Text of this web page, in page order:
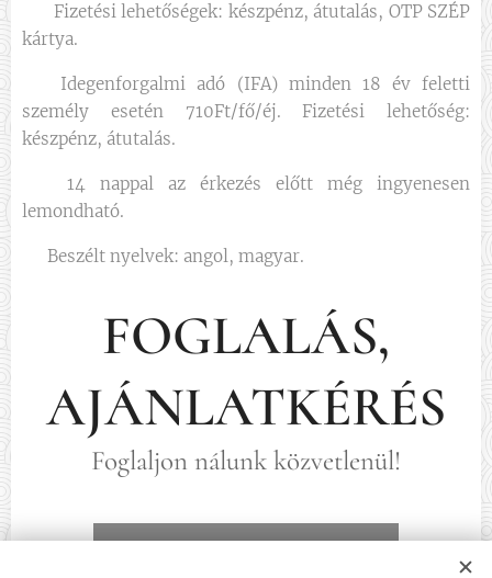
💳 Fizetési lehetőségek: készpénz, átutalás, OTP SZÉP
kártya.
💵 Idegenforgalmi adó (IFA) minden 18 év feletti
személy esetén 710Ft/fő/éj. Fizetési lehetőség:
készpénz, átutalás.
❌ 14 nappal az érkezés előtt még ingyenesen
lemondható.
🗣 Beszélt nyelvek: angol, magyar.
FOGLALÁS,
AJÁNLATKÉRÉS
Foglaljon nálunk közvetlenül!